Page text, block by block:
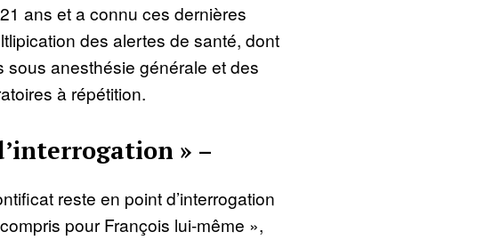
ans et a connu ces dernières
des alertes de santé, dont
sous anesthésie générale et des
à répétition.
» –
reste en point d’interrogation
pour François lui-même »,